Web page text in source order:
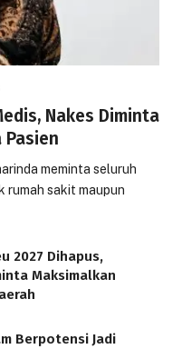
Nakes Diminta
Pasien
meminta seluruh
rumah sakit maupun
2027 Dihapus,
Maksimalkan
Berpotensi Jadi